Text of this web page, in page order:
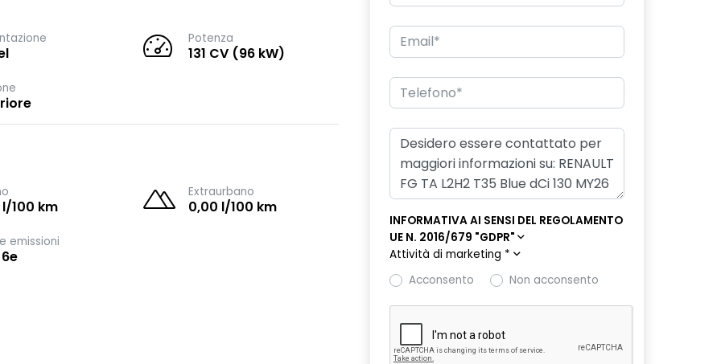
Potenza
131 CV (96 kW)
100 km
Extraurbano
0,00 l/100 km
emissioni
INFORMATIVA AI SENSI DEL REGOLAMENTO
UE N. 2016/679 "GDPR"
Attività di marketing *
Acconsento
Non acconsento